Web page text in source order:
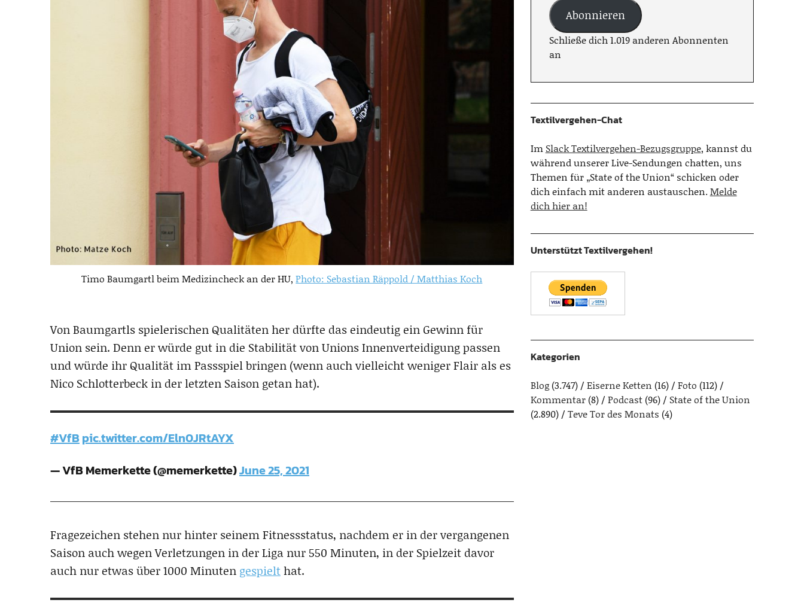
Timo Baumgartl beim Medizincheck an der HU,Photo: Sebastian Räppold / Matthias Koch
Von Baumgartls spielerischen Qualitäten her dürfte das eindeutig ein Gewinn für
Union sein. Denn er würde gut in die Stabilität von Unions Innenverteidigung passen
und würde ihr Qualität im Passspiel bringen (wenn auch vielleicht weniger Flair als es
Nico Schlotterbeck in der letzten Saison getan hat).
#VfBpic.twitter.com/Eln0JRtAYX
— VfB Memerkette (@memerkette)June 25, 2021
Fragezeichen stehen nur hinter seinem Fitnessstatus, nachdem er in der vergangenen
Saison auch wegen Verletzungen in der Liga nur 550 Minuten, in der Spielzeit davor
auch nur etwas über 1000 Minuten gespielthat.
Abonnieren
Schließe dich 1.019 anderen Abonnenten
an
Textilvergehen-Chat
Im Slack Textilvergehen-Bezugsgruppe, kannst du
während unserer Live-Sendungen chatten, uns
Themen für „State of the Union“ schicken oder
dich einfach mit anderen austauschen.Melde
dich hier an!
Unterstützt Textilvergehen!
Kategorien
Blog(3.747) Eiserne Ketten (16) Foto (112)
Kommentar(8) Podcast(96)
State of the Union
(2.890)
Teve Tor des Monats (4)